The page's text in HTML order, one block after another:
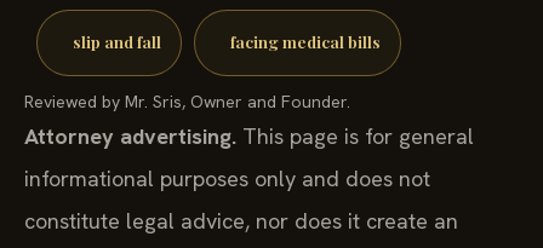
slip and fall facing medical bills
Reviewed by Mr. Sris, Owner and Founder.
Attorney advertising. This page is for general
informational purposes only and does not
constitute legal advice, nor does it create an